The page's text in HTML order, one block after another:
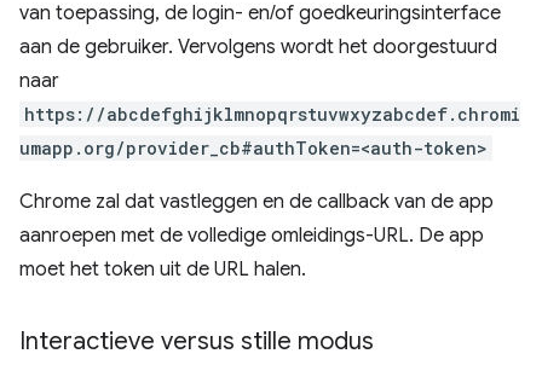
van toepassing, de login- en/of goedkeuringsinterface
aan de gebruiker. Vervolgens wordt het doorgestuurd
naar
https://abcdefghijklmnopqrstuvwxyzabcdef.chromi
umapp.org/provider_cb#authToken=<auth-token>
Chrome zal dat vastleggen en de callback van de app
aanroepen met de volledige omleidings-URL. De app
moet het token uit de URL halen.
Interactieve versus stille modus